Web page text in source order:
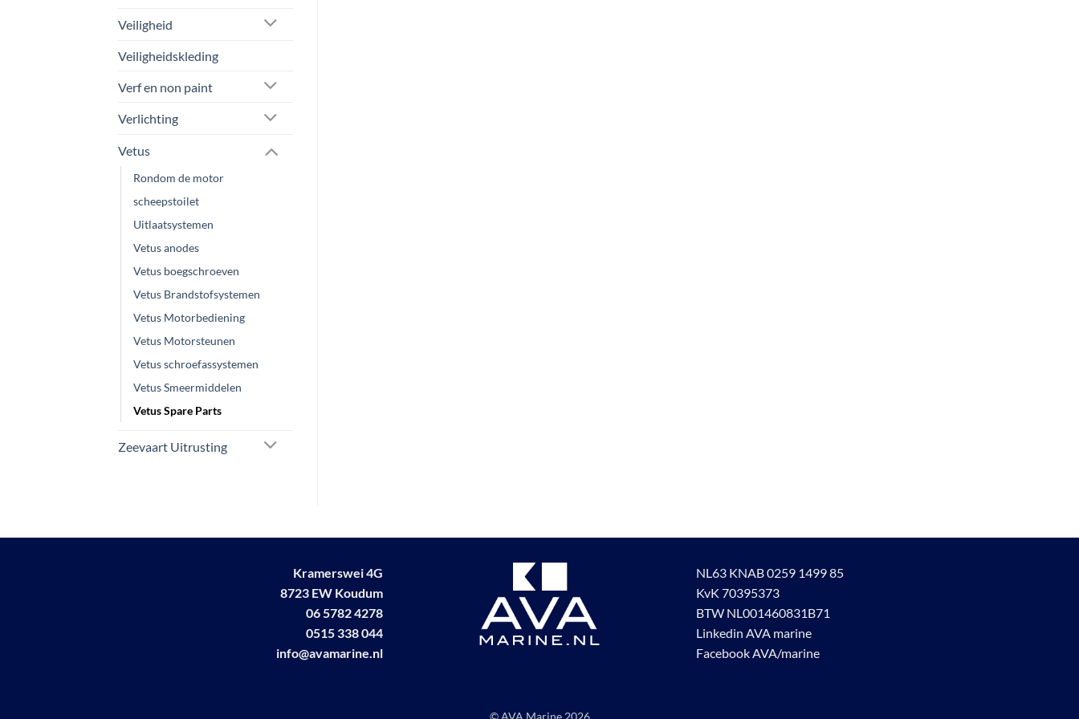
Veiligheid
Veiligheidskleding
Verf en non paint
Verlichting
Vetus
Rondom de motor
scheepstoilet
Uitlaatsystemen
Vetus anodes
Vetus boegschroeven
Vetus Brandstofsystemen
Vetus Motorbediening
Vetus Motorsteunen
Vetus schroefassystemen
Vetus Smeermiddelen
Vetus Spare Parts
Zeevaart Uitrusting
Kramerswei 4G
8723 EW Koudum
06 5782 4278
0515 338 044
info@avamarine.nl
NL63 KNAB 0259 1499 85
KvK 70395373
BTW NL001460831B71
Linkedin AVA marine
Facebook AVA/marine
© AVA Marine 2026